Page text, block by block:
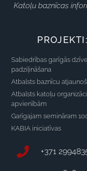
Katoļu baznīcas
PROJEKTI:
Sabiedrības garīgās
padziļināšana
Atbalsts baznīcu
Atbalsts katoļu
apvienībām
Garīgajam semināram
KABIA iniciatīvas
+371